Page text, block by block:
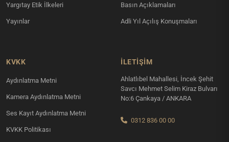
Yargıtay Etik İlkeleri
Yayınlar
Basın Açıklamaları
Adli Yıl Açılış Konuşmaları
KVKK
Aydınlatma Metni
Kamera Aydınlatma Metni
Ses Kayıt Aydınlatma Metni
KVKK Politikası
İLETIŞIM
Ahlatlıbel Mahallesi, İncek Şehit
Savcı Mehmet Selim Kiraz Bulvarı
No:6 Çankaya / ANKARA
0312 836 00 00